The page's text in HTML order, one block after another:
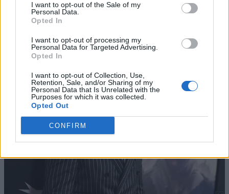
I want to opt-out of the Sale of my
Personal Data.
Opted In
I want to opt-out of processing my
Personal Data for Targeted Advertising.
Opted In
I want to opt-out of Collection, Use,
Retention, Sale, and/or Sharing of my
Personal Data that Is Unrelated with the
Purposes for which it was collected.
Opted Out
CONFIRM